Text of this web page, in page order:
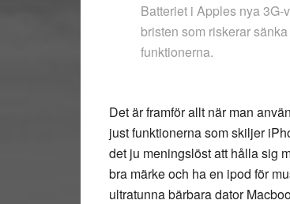
Batteriet i Apples nya
bristen som riskerar
funktionerna.
Det är framför allt när man
just funktionerna som skiljer
det ju meningslöst att hålla sig
bra märke och ha en ipod för
ultratunna bärbara dator